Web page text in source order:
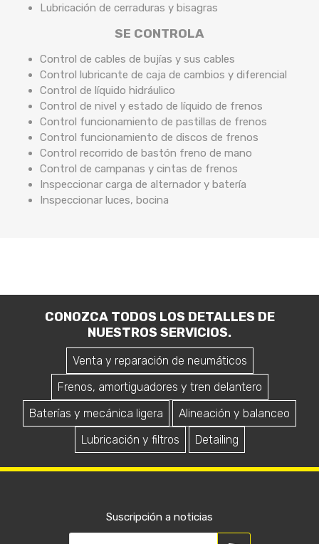
Lubricación de cerraduras y bisagras
SE CONTROLA
Control de cables de bujías y sus cables
Control lubricante de caja de cambios y diferencial
Control de líquido hidráulico
Control de nivel y estado de líquido de frenos
Control funcionamiento de pastillas de frenos
Control funcionamiento de discos de frenos
Control recorrido de bastón freno de mano
Control de campanas y cintas de frenos
Inspeccionar carga de alternador y batería
Inspeccionar luces, bocina
CONOZCA TODOS LOS DETALLES DE
NUESTROS SERVICIOS.
Venta y reparación de neumáticos
Frenos, amortiguadores y tren delantero
Baterías y mecánica ligera
Alineación y balanceo
Lubricación y filtros
Detailing
Suscripción a noticias